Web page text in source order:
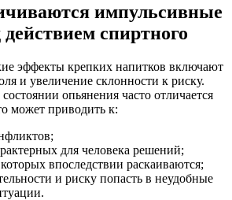
импульсивные
спиртного
эффекты крепких напитков включают
и увеличение склонности к риску.
опьянения часто отличается
может приводить к:
для человека решений;
впоследствии раскаиваются;
и риску попасть в неудобные